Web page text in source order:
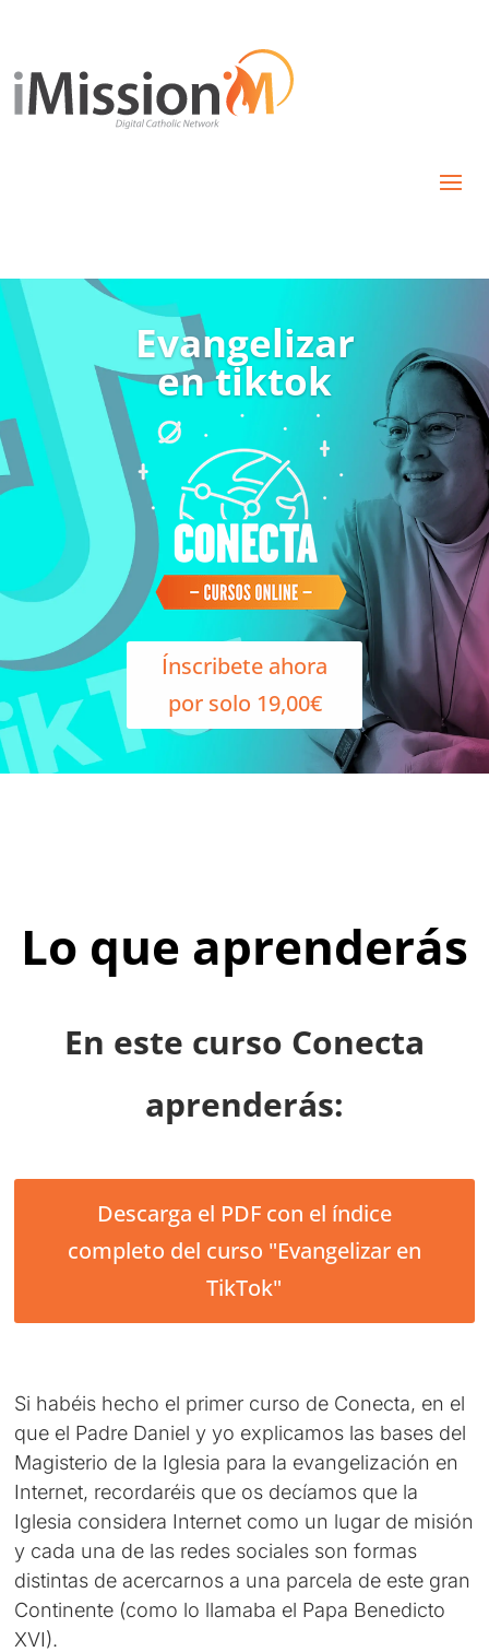
Evangelizar
en tiktok
Ínscribete ahora
por solo 19,00€
Lo que aprenderás
En este curso Conecta
aprenderás:
Descarga el PDF con el índice
completo del curso "Evangelizar en
TikTok"
Si habéis hecho el primer curso de Conecta, en el
que el Padre Daniel y yo explicamos las bases del
Magisterio de la Iglesia para la evangelización en
Internet, recordaréis que os decíamos que la
Iglesia considera Internet como un lugar de misión
y cada una de las redes sociales son formas
distintas de acercarnos a una parcela de este gran
Continente (como lo llamaba el Papa Benedicto
XVI).